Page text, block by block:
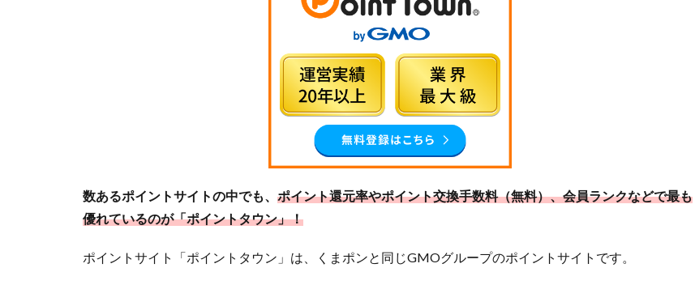
トサ
イト
イン
数あるポイントサイトの中でも、 ポイント還元率やポイント交換手数料（無料）、会員ランクなどで最も
優れているのが「ポイントタウン」！
ポイントサイト「ポイントタウン」は、くまポンと同じGMOグループのポイントサイトです。